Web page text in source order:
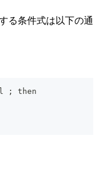
る条件式は以下の通
; then